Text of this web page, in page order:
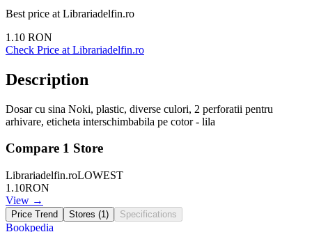
Best price at Librariadelfin.ro
1.10 RON
Check Price at Librariadelfin.ro
Description
Dosar cu sina Noki, plastic, diverse culori, 2 perforatii pentru
arhivare, eticheta interschimbabila pe cotor - lila
Compare 1 Store
Librariadelfin.roLOWEST
1.10RON
View →
Price Trend Stores (1) Specifications
Bookpedia